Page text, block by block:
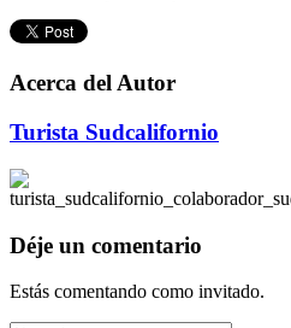
Acerca del Autor
Turista Sudcalifornio
Déje un comentario
Estás comentando como invitado.